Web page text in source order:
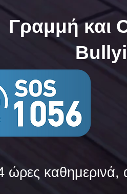
Γραμμή και
ώρες